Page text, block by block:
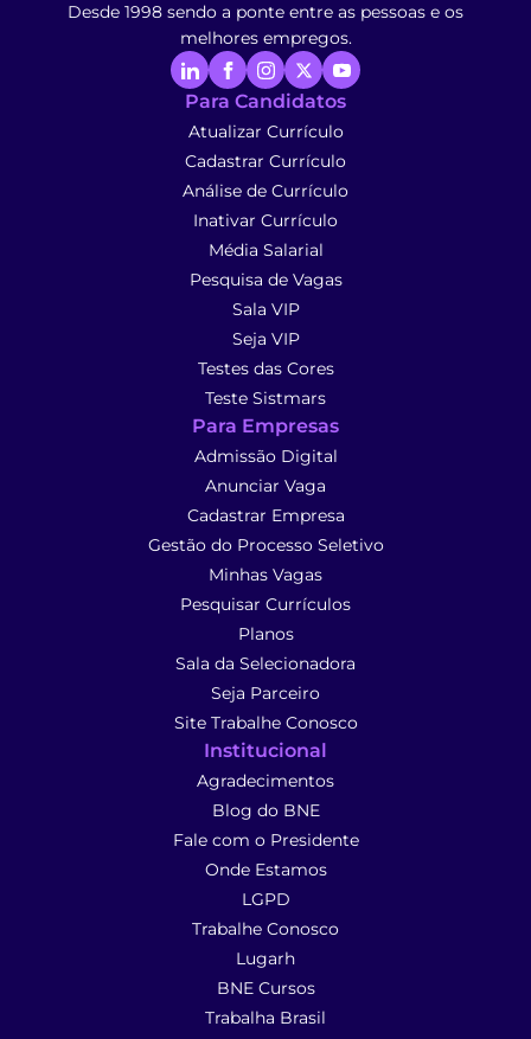
Desde 1998 sendo a ponte entre as pessoas e os
melhores empregos.
Para Candidatos
Atualizar Currículo
Cadastrar Currículo
Análise de Currículo
Inativar Currículo
Média Salarial
Pesquisa de Vagas
Sala VIP
Seja VIP
Testes das Cores
Teste Sistmars
Para Empresas
Admissão Digital
Anunciar Vaga
Cadastrar Empresa
Gestão do Processo Seletivo
Minhas Vagas
Pesquisar Currículos
Planos
Sala da Selecionadora
Seja Parceiro
Site Trabalhe Conosco
Institucional
Agradecimentos
Blog do BNE
Fale com o Presidente
Onde Estamos
LGPD
Trabalhe Conosco
Lugarh
BNE Cursos
Trabalha Brasil